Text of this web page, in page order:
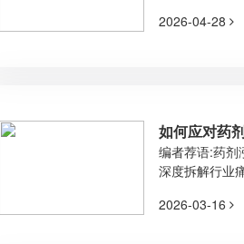
2026-04-28
如何应对药
能在环保行
编者荐语:药剂
深度拆解行业
2026-03-16